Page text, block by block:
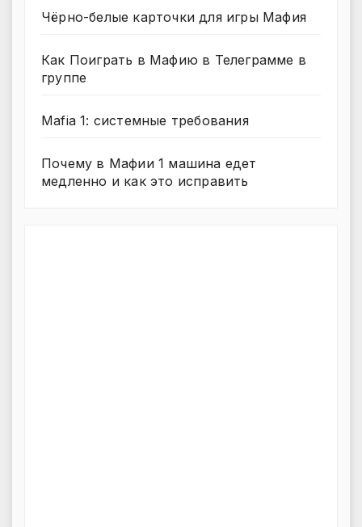
Чёрно-белые карточки для игры Мафия
Как Поиграть в Мафию в Телеграмме в
группе
Mafia 1: системные требования
Почему в Мафии 1 машина едет
медленно и как это исправить